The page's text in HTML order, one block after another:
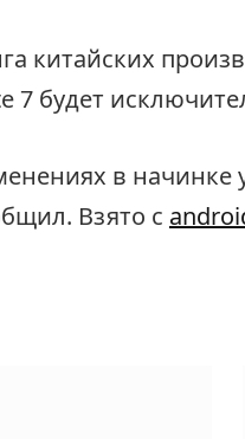
китайских
7 будет
в начинке
Взято с